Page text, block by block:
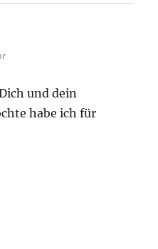
und dein
habe ich für